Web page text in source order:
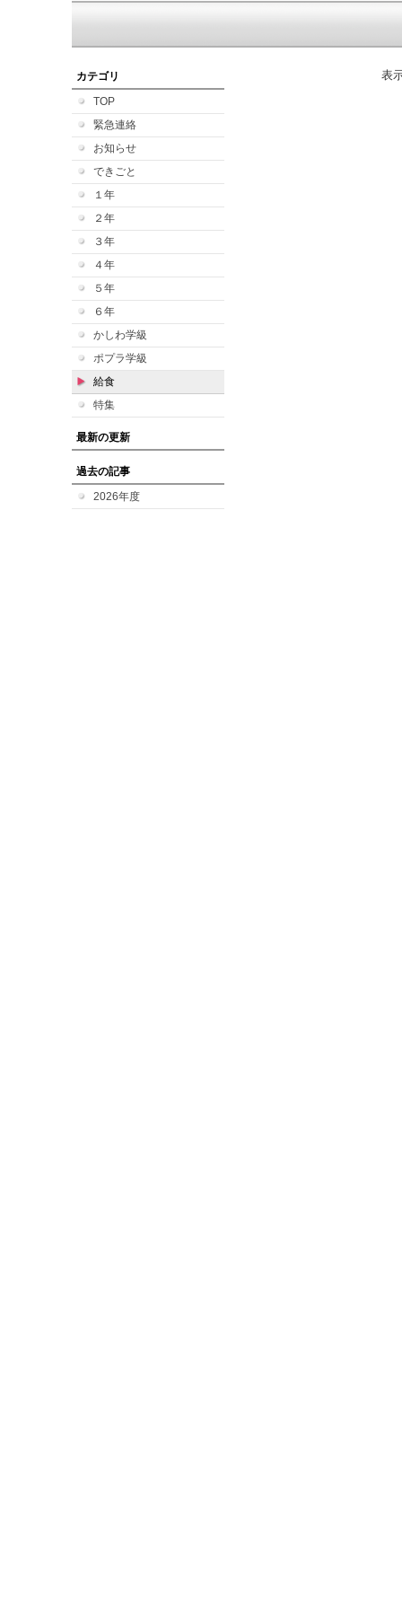
カテゴリ
TOP
緊急連絡
お知らせ
できごと
１年
２年
３年
４年
５年
６年
かしわ学級
ポプラ学級
給食
特集
最新の更新
過去の記事
2026年度
表